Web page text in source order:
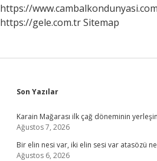
https://www.cambalkondunyasi.com
https://gele.com.trSitemap
Sidebar
Son Yazılar
Karain Mağarası ilk çağ döneminin
Ağustos 7, 2026
Bir elin nesi var, iki elin sesi var atasözü
Ağustos 6, 2026